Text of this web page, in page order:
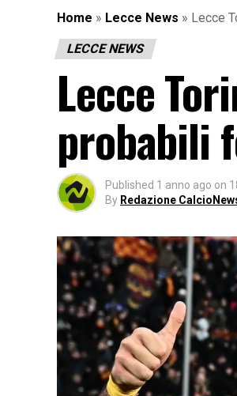
Home » Lecce News » Lecce
LECCE NEWS
Lecce
probabili
Published 1 anno ago on
By Redazione